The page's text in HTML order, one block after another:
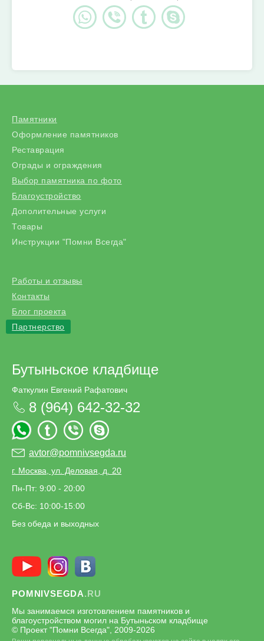
Памятники
Оформление памятников
Реставрация
Ограды и ограждения
Выбор памятника по фото
Благоустройство
Дополительные услуги
Товары
Инструкции "Помни Всегда"
Работы и отзывы
Контакты
Блог проекта
Партнерство
Бутыньское кладбище
Фаткулин Евгений Рафатович
8 (964) 642-32-32
avtor@pomnivsegda.ru
г. Москва, ул. Деловая, д. 20
Пн-Пт: 9:00 - 20:00
Сб-Вс: 10:00-15:00
Без обеда и выходных
POMNIVSEGDA.RU
Мы занимаемся изготовлением памятников и
благоустройством могил на Бутыньском кладбище
© Проект "Помни Всегда", 2009-2026